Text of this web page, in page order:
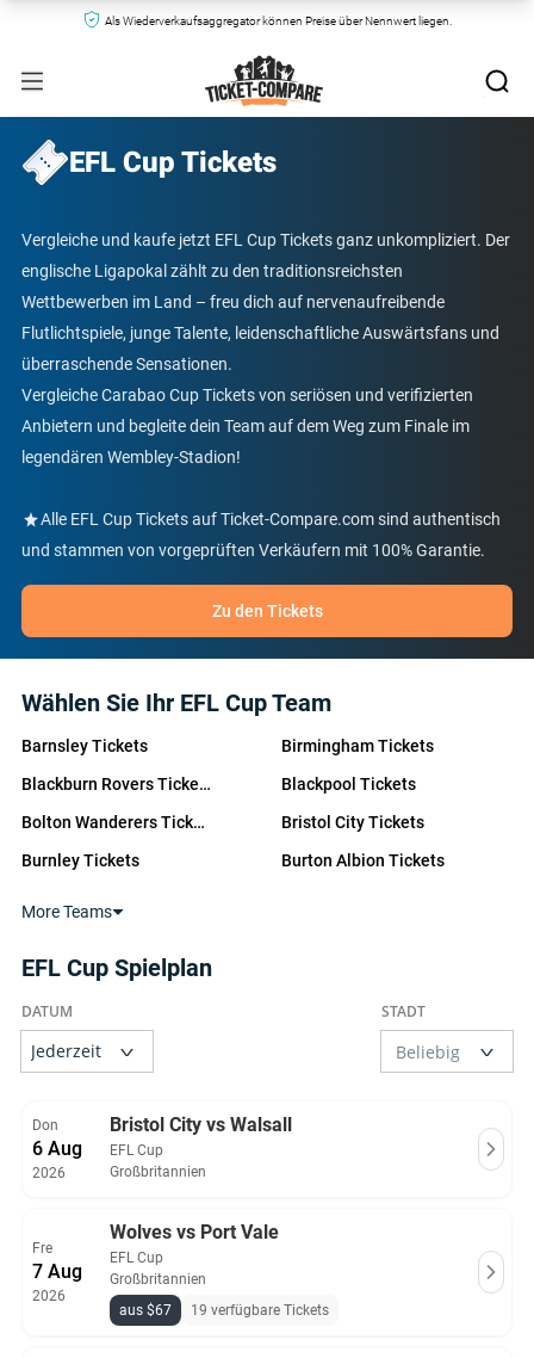
Als Wiederverkaufsaggregator können Preise über Nennwert liegen.
EFL Cup Tickets
Vergleiche und kaufe jetzt EFL Cup Tickets ganz unkompliziert. Der
englische Ligapokal zählt zu den traditionsreichsten
Wettbewerben im Land – freu dich auf nervenaufreibende
Flutlichtspiele, junge Talente, leidenschaftliche Auswärtsfans und
überraschende Sensationen.
Vergleiche Carabao Cup Tickets von seriösen und verifizierten
Anbietern und begleite dein Team auf dem Weg zum Finale im
legendären Wembley-Stadion!
Alle EFL Cup Tickets auf Ticket-Compare.com sind authentisch
und stammen von vorgeprüften Verkäufern mit 100% Garantie.
Zu den Tickets
Wählen Sie Ihr EFL Cup Team
Barnsley Tickets
Birmingham Tickets
Blackburn Rovers Tickets
Blackpool Tickets
Bolton Wanderers Tickets
Bristol City Tickets
Burnley Tickets
Burton Albion Tickets
Leicester City Tickets
Middlesbrough Tickets
Millwall Tickets
Norwich City Tickets
Peterborough United Tickets
Sheffield United Tickets
Southampton Tickets
West Bromwich Albion Tickets
Wolves Tickets
More Teams
EFL Cup Spielplan
Don
6 Aug
2026
Bristol City vs Walsall
EFL Cup
Großbritannien
Fre
7 Aug
2026
Wolves vs Port Vale
EFL Cup
Großbritannien
aus $67
19 verfügbare Tickets